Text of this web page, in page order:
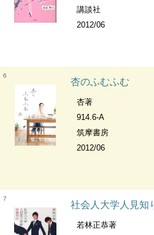
講談社
2012/06
6
杏のふむふむ
杏著
914.6-A
筑摩書房
2012/06
7
社会人大学人見知り学
若林正恭著